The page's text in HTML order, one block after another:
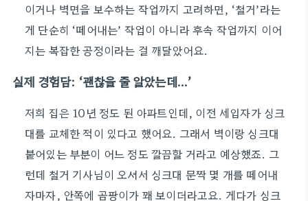
이거나 벽면을 보수하는 작업까지 고려하면, ‘철거’라는
게 단순히 ‘떼어내는’ 작업이 아니라 후속 작업까지 이어
지는 복잡한 공정이라는 걸 깨달았어요.
실제 경험담: ‘괜찮을 줄 알았는데…’
저희 집은 10년 정도 된 아파트인데, 이전 세입자가 싱크
대를 교체한 적이 있다고 했어요. 그래서 벽이랑 싱크대
붙어있는 부분이 어느 정도 깔끔할 거라고 예상했죠. 그
런데 철거 기사님이 오셔서 싱크대 문짝 몇 개를 떼어내
자마자, 안쪽에 곰팡이가 꽤 보이더라고요. 게다가 싱크